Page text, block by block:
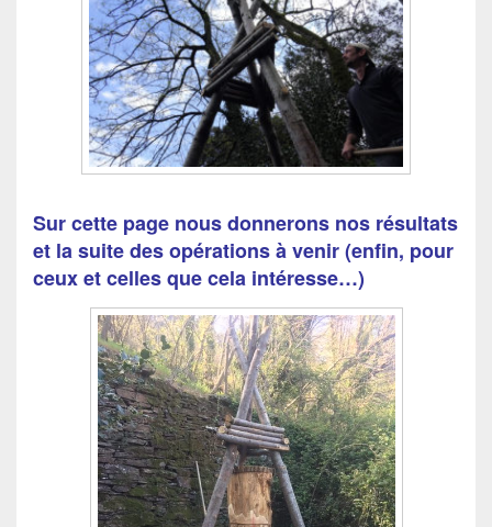
Sur cette page nous donnerons nos résultats
et la suite des opérations à venir (enfin, pour
ceux et celles que cela intéresse…)